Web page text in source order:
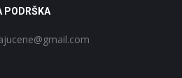
PODRŠKA